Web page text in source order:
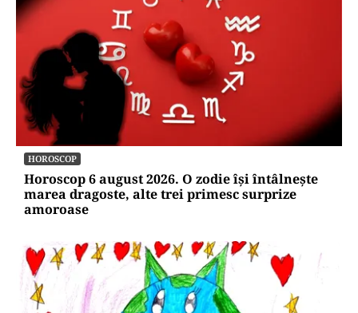
HOROSCOP
Horoscop 6 august 2026. O zodie își întâlnește
marea dragoste, alte trei primesc surprize
amoroase